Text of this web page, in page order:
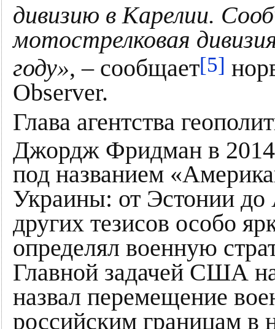
дивизию в Карелии.
мотострелковая
году», – сообщает[5]
Observer.
Глава агентства
Джордж Фридман в 2014
под названием
Украины: от Эстонии до
других тезисов особо
определял военную
Главной задачей США
назвал перемещение
российским границам в